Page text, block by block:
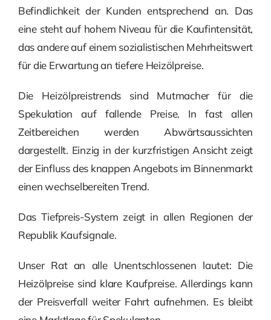
Befindlichkeit der Kunden entsprechend an. Das
eine steht auf hohem Niveau für die Kaufintensität,
das andere auf einem sozialistischen Mehrheitswert
für die Erwartung an tiefere Heizölpreise.
Die Heizölpreistrends sind Mutmacher für die
Spekulation auf fallende Preise. In fast allen
Zeitbereichen werden Abwärtsaussichten
dargestellt. Einzig in der kurzfristigen Ansicht zeigt
der Einfluss des knappen Angebots im Binnenmarkt
einen wechselbereiten Trend.
Das Tiefpreis-System zeigt in allen Regionen der
Republik Kaufsignale.
Unser Rat an alle Unentschlossenen lautet: Die
Heizölpreise sind klare Kaufpreise. Allerdings kann
der Preisverfall weiter Fahrt aufnehmen. Es bleibt